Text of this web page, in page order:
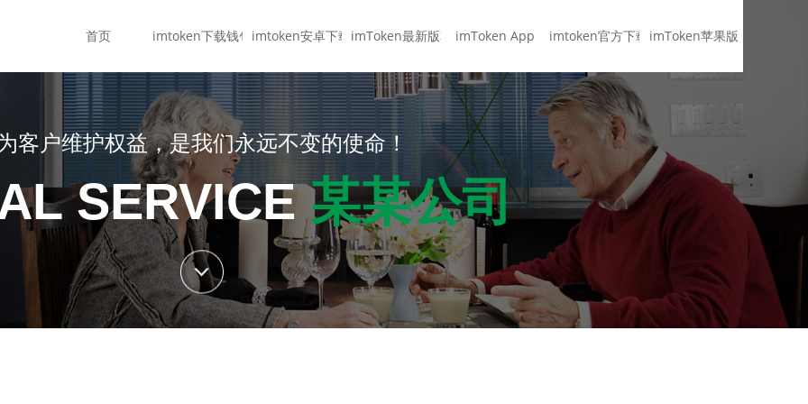
首页 imtoken下载钱包 imtoken安卓下载 imToken最新版本 imToken App imtoken官方下载 imToken苹果版
客户维护权益，是我们永远不变的使命！
SERVICE某某公司